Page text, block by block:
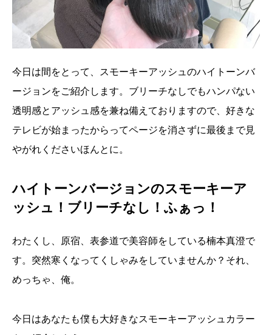
今日は間をとって、スモーキーアッシュのハイトーンバ
ージョンをご紹介します。ブリーチなしでもハンパない
透明感とアッシュ感を兼ね備えておりますので、好きな
テレビが始まったからってページを消さずに最後まで見
やがれくださいほんとに。
ハイトーンバージョンのスモーキーア
ッシュ！ブリーチなし！ふぁっ！
わたくし、原宿、表参道で美容師をしている楠本真澄で
す。突然寒くなってくしゃみをしていませんか？それ、
めっちゃ、俺。
今日はあなたも僕も大好きなスモーキーアッシュカラー